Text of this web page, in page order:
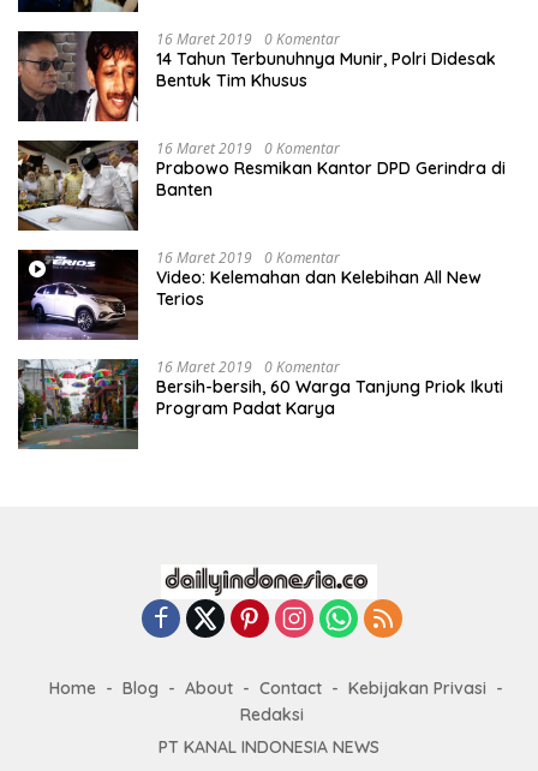
16 Maret 2019 0 Komentar
14 Tahun Terbunuhnya Munir, Polri Didesak
Bentuk Tim Khusus
16 Maret 2019 0 Komentar
Prabowo Resmikan Kantor DPD Gerindra di
Banten
16 Maret 2019 0 Komentar
Video: Kelemahan dan Kelebihan All New
Terios
16 Maret 2019 0 Komentar
Bersih-bersih, 60 Warga Tanjung Priok Ikuti
Program Padat Karya
Home Blog About Contact
Kebijakan Privasi
Redaksi
PT KANAL INDONESIA NEWS